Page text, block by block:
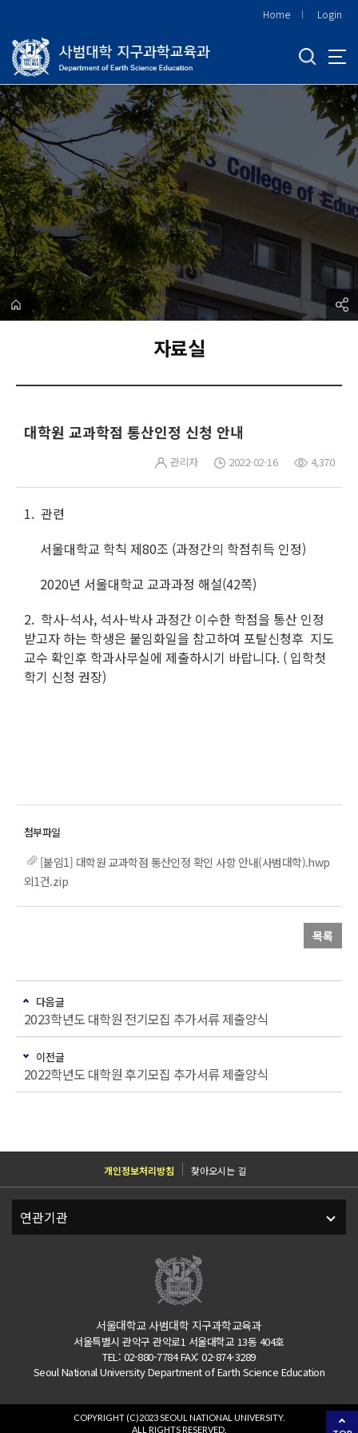
메
뉴
Home Login
자료실
대학원 교과학점 통산인정 신청 안내
관리자 2022-02-16 4,370
1. 관련
서울대학교 학칙 제80조 (과정간의 학점취득 인정)
2020년 서울대학교 교과과정 해설(42쪽)
2. 학사-석사, 석사-박사 과정간 이수한 학점을 통산 인정
받고자 하는 학생은 붙임화일을 참고하여 포탈신청후 지도
교수 확인후 학과사무실에 제출하시기 바랍니다. ( 입학첫
학기 신청 권장)
[붙임1] 대학원 교과학점 통산인정 확인 사항 안내(사범대학).hwp
외1건.zip
목록
다음글
2023학년도 대학원 전기모집 추가서류 제출양식
이전글
2022학년도 대학원 후기모집 추가서류 제출양식
개인정보처리방침 찾아오시는 길
서울대학교 사범대학 지구과학교육과
서울특별시 관악구 관악로1 서울대학교 13동 404호
TEL: 02-880-7784 FAX: 02-874-3289
Seoul National University Department of Earth Science Education
COPYRIGHT (C)2023 SEOUL NATIONAL UNIVERSITY.
ALL RIGHTS RESERVED.